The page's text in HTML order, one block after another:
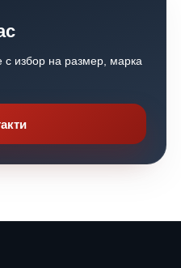
избор на размер, марка